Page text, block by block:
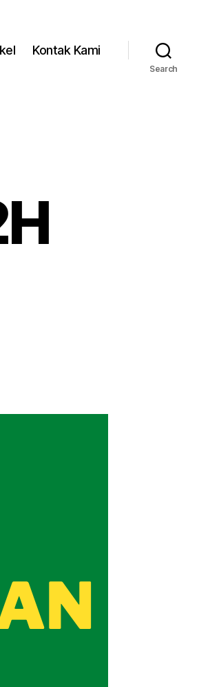
Kontak Kami
Search